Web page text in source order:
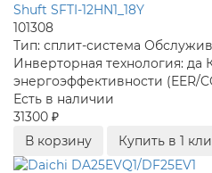
Shuft SFTI-12HN1_18Y
101308
Тип: сплит-система
Инверторная технология: да
энергоэффективности (EER/
Есть в наличии
31300 ₽
В корзину
Купить в 1